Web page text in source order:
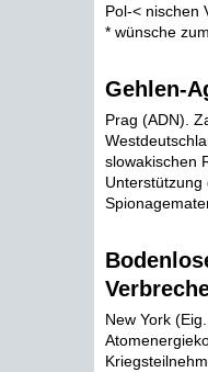
Pol-< nischen
* wünsche zum
Gehlen-
Prag (ADN).
slowakischen
Unterstützung
New York